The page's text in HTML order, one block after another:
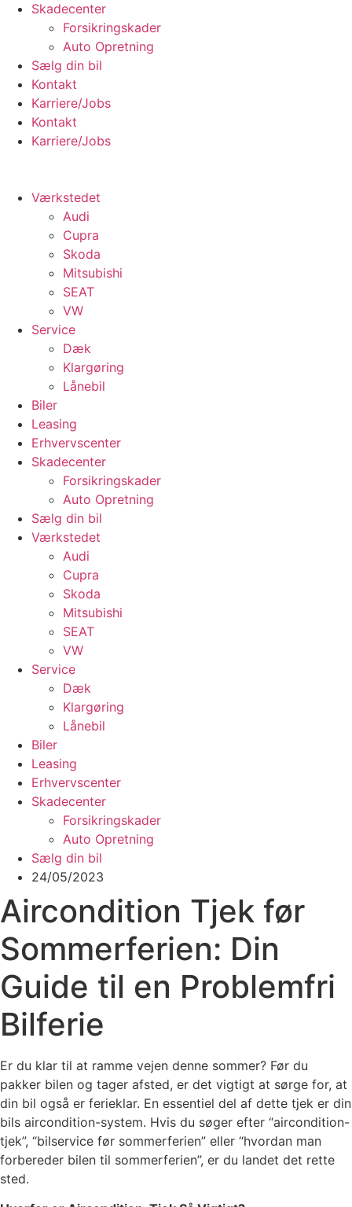
Skadecenter
Forsikringskader
Auto Opretning
Sælg din bil
Kontakt
Karriere/Jobs
Kontakt
Karriere/Jobs
Værkstedet
Audi
Cupra
Skoda
Mitsubishi
SEAT
VW
Service
Dæk
Klargøring
Lånebil
Biler
Leasing
Erhvervscenter
Skadecenter
Forsikringskader
Auto Opretning
Sælg din bil
Værkstedet
Audi
Cupra
Skoda
Mitsubishi
SEAT
VW
Service
Dæk
Klargøring
Lånebil
Biler
Leasing
Erhvervscenter
Skadecenter
Forsikringskader
Auto Opretning
Sælg din bil
24/05/2023
Aircondition Tjek før
Sommerferien: Din
Guide til en Problemfri
Bilferie
Er du klar til at ramme vejen denne sommer? Før du
pakker bilen og tager afsted, er det vigtigt at sørge for, at
din bil også er ferieklar. En essentiel del af dette tjek er din
bils aircondition-system. Hvis du søger efter “aircondition-
tjek”, “bilservice før sommerferien” eller “hvordan man
forbereder bilen til sommerferien”, er du landet det rette
sted.